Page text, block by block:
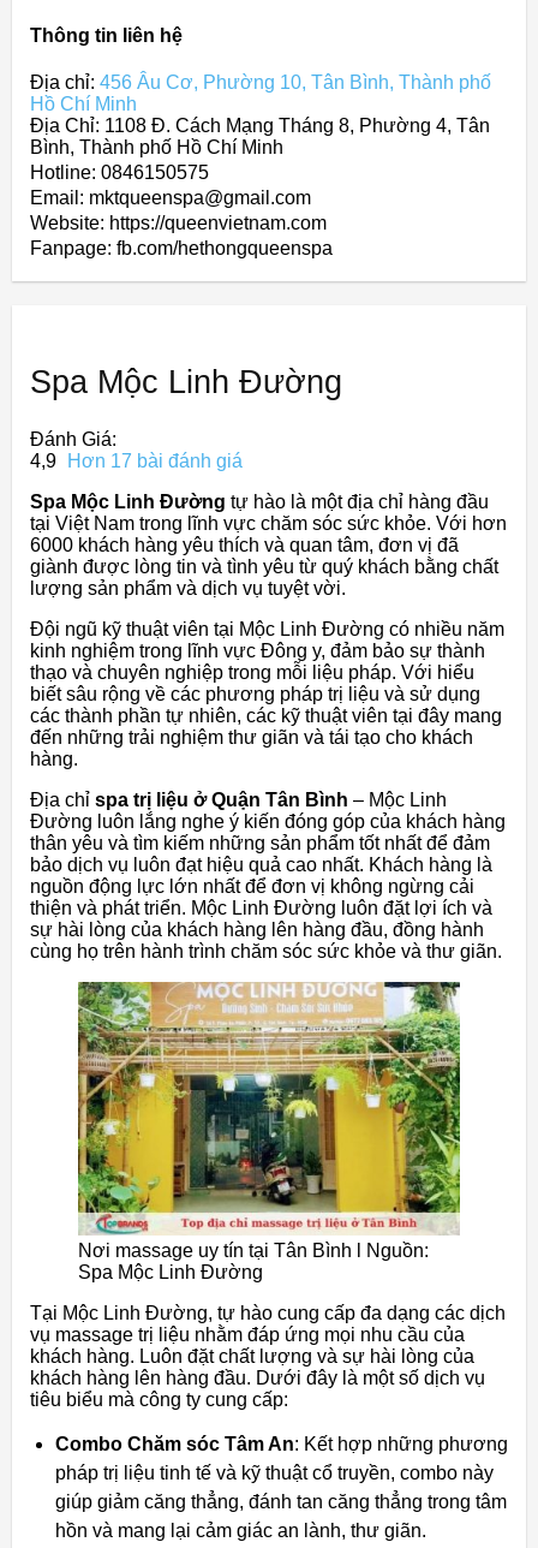
Thông tin liên hệ
Địa chỉ: 456 Âu Cơ, Phường 10, Tân Bình, Thành phố
Hồ Chí Minh
Địa Chỉ: 1108 Đ. Cách Mạng Tháng 8, Phường 4, Tân
Bình, Thành phố Hồ Chí Minh
Hotline: 0846150575
Email: mktqueenspa@gmail.com
Website: https://queenvietnam.com
Fanpage: fb.com/hethongqueenspa
Spa Mộc Linh Đường
Đánh Giá:
4,9
Hơn 17 bài đánh giá
Spa Mộc Linh Đường tự hào là một địa chỉ hàng đầu
tại Việt Nam trong lĩnh vực chăm sóc sức khỏe. Với hơn
6000 khách hàng yêu thích và quan tâm, đơn vị đã
giành được lòng tin và tình yêu từ quý khách bằng chất
lượng sản phẩm và dịch vụ tuyệt vời.
Đội ngũ kỹ thuật viên tại Mộc Linh Đường có nhiều năm
kinh nghiệm trong lĩnh vực Đông y, đảm bảo sự thành
thạo và chuyên nghiệp trong mỗi liệu pháp. Với hiểu
biết sâu rộng về các phương pháp trị liệu và sử dụng
các thành phần tự nhiên, các kỹ thuật viên tại đây mang
đến những trải nghiệm thư giãn và tái tạo cho khách
hàng.
Địa chỉ spa trị liệu ở Quận Tân Bình – Mộc Linh
Đường luôn lắng nghe ý kiến đóng góp của khách hàng
thân yêu và tìm kiếm những sản phẩm tốt nhất để đảm
bảo dịch vụ luôn đạt hiệu quả cao nhất. Khách hàng là
nguồn động lực lớn nhất để đơn vị không ngừng cải
thiện và phát triển. Mộc Linh Đường luôn đặt lợi ích và
sự hài lòng của khách hàng lên hàng đầu, đồng hành
cùng họ trên hành trình chăm sóc sức khỏe và thư giãn.
Nơi massage uy tín tại Tân Bình l Nguồn:
Spa Mộc Linh Đường
Tại Mộc Linh Đường, tự hào cung cấp đa dạng các dịch
vụ massage trị liệu nhằm đáp ứng mọi nhu cầu của
khách hàng. Luôn đặt chất lượng và sự hài lòng của
khách hàng lên hàng đầu. Dưới đây là một số dịch vụ
tiêu biểu mà công ty cung cấp:
Combo Chăm sóc Tâm An: Kết hợp những phương
pháp trị liệu tinh tế và kỹ thuật cổ truyền, combo này
giúp giảm căng thẳng, đánh tan căng thẳng trong tâm
hồn và mang lại cảm giác an lành, thư giãn.